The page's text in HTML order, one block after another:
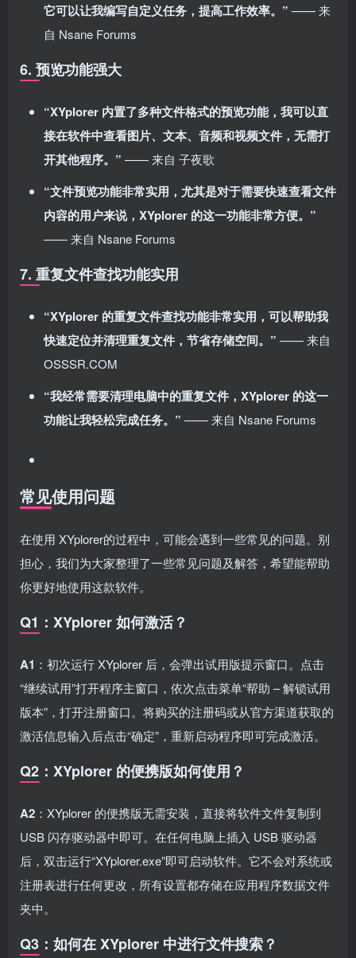
它可以让我编写自定义任务，提高工作效率。” —— 来
自 Nsane Forums
6. 预览功能强大
“XYplorer 内置了多种文件格式的预览功能，我可以直
接在软件中查看图片、文本、音频和视频文件，无需打
开其他程序。” —— 来自 子夜歌
“文件预览功能非常实用，尤其是对于需要快速查看文件
内容的用户来说，XYplorer 的这一功能非常方便。”
—— 来自 Nsane Forums
7. 重复文件查找功能实用
“XYplorer 的重复文件查找功能非常实用，可以帮助我
快速定位并清理重复文件，节省存储空间。” —— 来自
OSSSR.COM
“我经常需要清理电脑中的重复文件，XYplorer 的这一
功能让我轻松完成任务。” —— 来自 Nsane Forums
常见使用问题
在使用 XYplorer的过程中，可能会遇到一些常见的问题。别
担心，我们为大家整理了一些常见问题及解答，希望能帮助
你更好地使用这款软件。
Q1：XYplorer 如何激活？
A1 ：初次运行 XYplorer 后，会弹出试用版提示窗口。点击
“继续试用”打开程序主窗口，依次点击菜单“帮助 – 解锁试用
版本”，打开注册窗口。将购买的注册码或从官方渠道获取的
激活信息输入后点击“确定”，重新启动程序即可完成激活。
Q2：XYplorer 的便携版如何使用？
A2 ：XYplorer 的便携版无需安装，直接将软件文件复制到
USB 闪存驱动器中即可。在任何电脑上插入 USB 驱动器
后，双击运行“XYplorer.exe”即可启动软件。它不会对系统或
注册表进行任何更改，所有设置都存储在应用程序数据文件
夹中。
Q3：如何在 XYplorer 中进行文件搜索？